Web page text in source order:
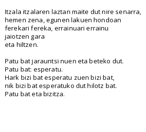
Itzala itzalaren laztan maite dut nire senarra,
hemen zena, egunen lakuen hondoan
ferekari fereka, errainuari errainu
jaiotzen gara
eta hiltzen.
Patu bat jarauntsi nuen eta beteko dut.
Patu bat: esperatu.
Hark bizi bat esperatu zuen bizi bat,
nik bizi bat esperatuko dut hilotz bat.
Patu bat eta bizitza.